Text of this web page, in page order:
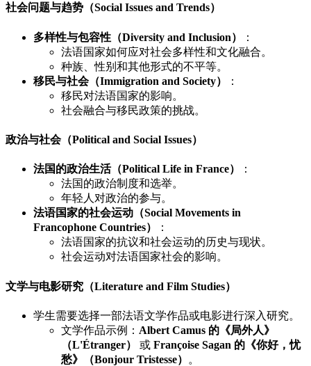
社会问题与趋势（Social Issues and Trends）
多样性与包容性（Diversity and Inclusion）
：
法语国家如何应对社会多样性和文化融合。
种族、性别和其他形式的不平等。
移民与社会（Immigration and Society）
：
移民对法语国家的影响。
社会融合与移民政策的挑战。
政治与社会（Political and Social Issues）
法国的政治生活（Political Life in France）
：
法国的政治制度和选举。
年轻人对政治的参与。
法语国家的社会运动（Social Movements in
Francophone Countries）
：
法语国家的抗议和社会运动的历史与现状。
社会运动对法语国家社会的影响。
文学与电影研究（Literature and Film Studies）
学生需要选择一部法语文学作品或电影进行深入研究。
文学作品示例： Albert Camus 的《局外人》
（L'Étranger）
或 Françoise Sagan 的《你好，忧
愁》（Bonjour Tristesse）
。